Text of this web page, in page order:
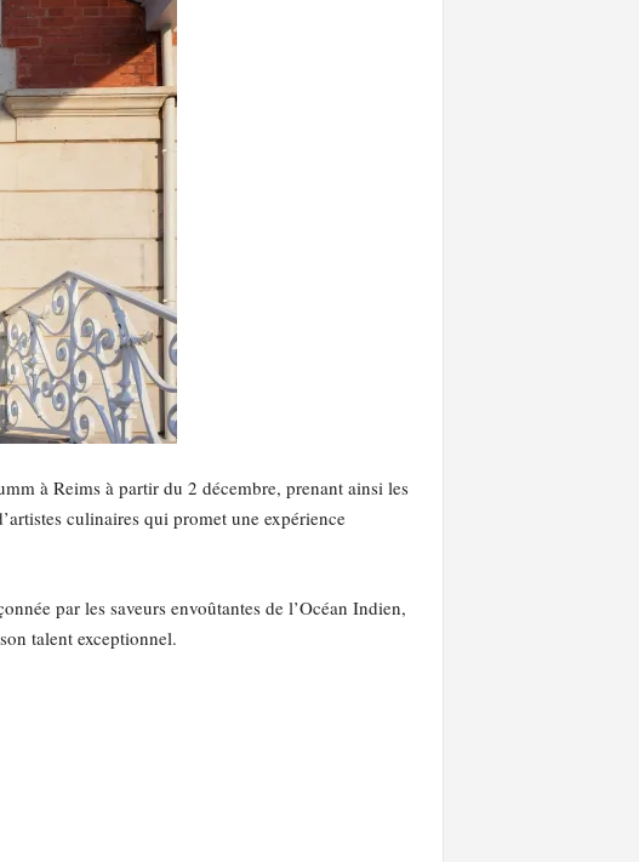
à Reims à partir du 2 décembre, prenant ainsi les
culinaires qui promet une expérience
par les saveurs envoûtantes de l’Océan Indien,
talent exceptionnel.